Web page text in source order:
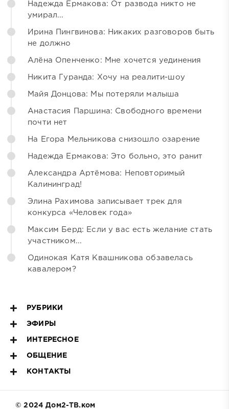
Надежда Ермакова: От развода никто не
умирал...
Ирина Пингвинова: Никаких разговоров быть
не должно
Алёна Опенченко: Мне хочется уединения
Никита Гуранда: Хочу на реалити-шоу
Майя Донцова: Мы потеряли малыша
Анастасия Паршина: Свободного времени
почти нет
На Егора Мельникова снизошло озарение
Надежда Ермакова: Это больно, это ранит
Александра Артёмова: Неповторимый
Калининград!
Элина Рахимова записывает трек для
конкурса «Человек года»
Максим Берд: Если у вас есть желание стать
участником...
Одинокая Катя Квашникова обзавелась
кавалером?
РУБРИКИ
ЭФИРЫ
ИНТЕРЕСНОЕ
ОБЩЕНИЕ
КОНТАКТЫ
© 2024 Дом2-ТВ.ком